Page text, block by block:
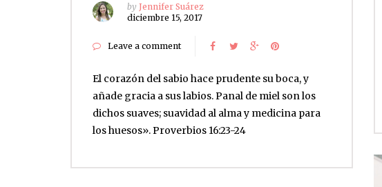
by Jennifer Suárez
diciembre 15, 2017
Leave a comment
El corazón del sabio hace prudente su boca, y
añade gracia a sus labios. Panal de miel son los
dichos suaves; suavidad al alma y medicina para
los huesos». ‭‭Proverbios‬ ‭16:23-24‬ ‭